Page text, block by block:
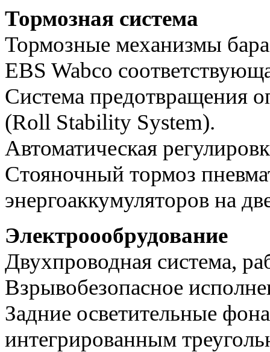
Тормозная система
Тормозные механизмы
EBS Wabco
Система предотвращения
(Roll Stability System).
Автоматическая
Стояночный тормоз
энергоаккумуляторов на
Электроообрудование
Двухпроводная система,
Взрывобезопасное
Задние осветительные
интегрированным